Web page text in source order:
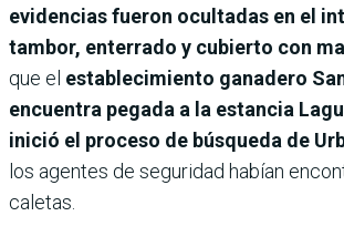
evidencias fueron ocultadas en el
tambor, enterrado y cubierto con
que el establecimiento ganadero
encuentra pegada a la estancia
inició el proceso de búsqueda de
los agentes de seguridad habían
caletas.